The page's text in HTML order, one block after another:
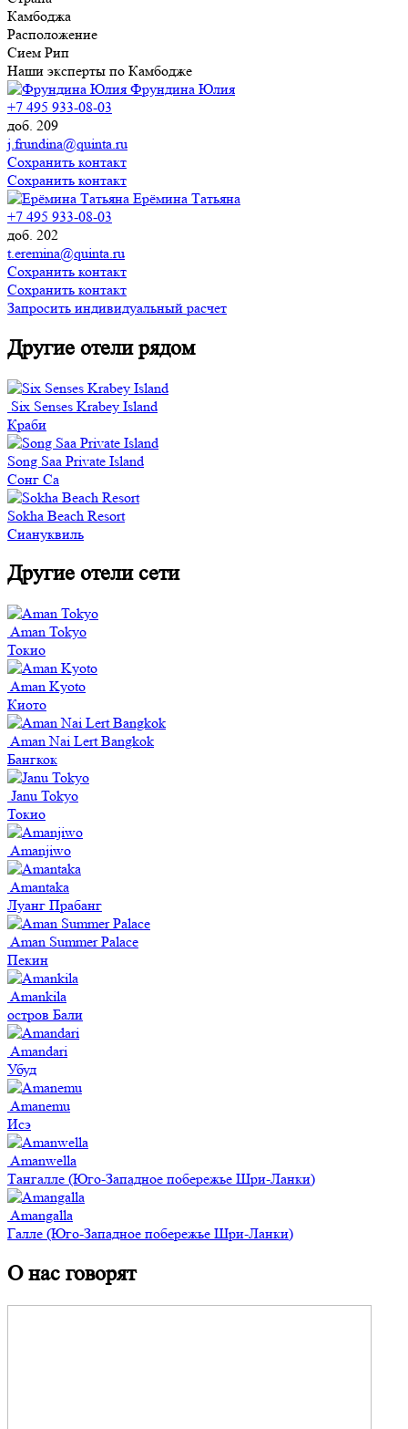
Камбоджа
Расположение
Сием Рип
Наши эксперты по Камбодже
Фрундина Юлия
+7 495 933-08-03
доб. 209
j.frundina@quinta.ru
Сохранить контакт
Сохранить контакт
Ерёмина Татьяна
+7 495 933-08-03
доб. 202
t.eremina@quinta.ru
Сохранить контакт
Сохранить контакт
Запросить индивидуальный расчет
Другие отели рядом
Six Senses Krabey Island
Краби
Song Saa Private Island
Сонг Са
Sokha Beach Resort
Сиануквиль
Другие отели сети
Aman Tokyo
Токио
Aman Kyoto
Киото
Aman Nai Lert Bangkok
Бангкок
Janu Tokyo
Токио
Amanjiwo
Amantaka
Луанг Прабанг
Aman Summer Palace
Пекин
Amankila
остров Бали
Amandari
Убуд
Amanemu
Исэ
Amanwella
Тангалле (Юго-Западное побережье Шри-Ланки)
Amangalla
Галле (Юго-Западное побережье Шри-Ланки)
О нас говорят